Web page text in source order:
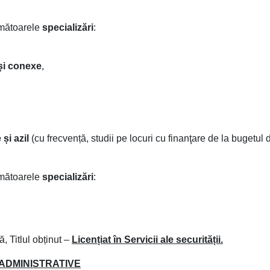
specializări:
conexe,
azil (cu frecvență, studii pe locuri cu finanţare de la bugetul
specializări:
Titlul obținut – Licențiat în Servicii ale securității.